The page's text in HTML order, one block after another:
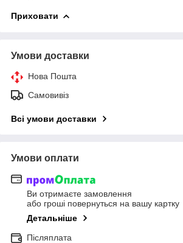
Приховати
Умови доставки
Нова Пошта
Самовивіз
Всі умови доставки
Умови оплати
Ви отримаєте замовлення
або гроші повернуться на вашу картку
Детальніше
Післяплата